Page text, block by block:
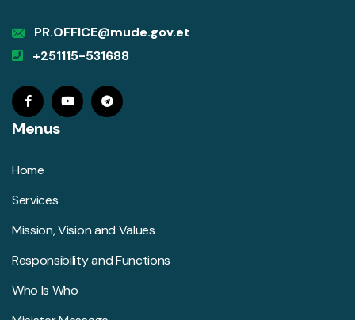
PR.OFFICE@mude.gov.et
+251115-531688
Menus
Home
Services
Mission, Vision and Values
Responsibility and Functions
Who Is Who